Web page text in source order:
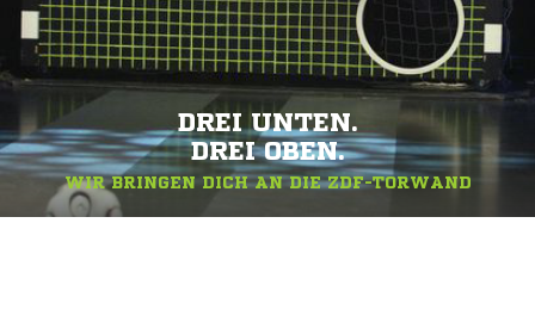
DREI UNTEN.
DREI OBEN.
WIR BRINGEN DICH AN DIE ZDF-TORWAND